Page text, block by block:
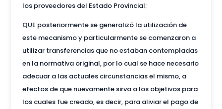
los proveedores del Estado Provincial;
QUE posteriormente se generalizó la utilización de
este mecanismo y particularmente se comenzaron a
utilizar transferencias que no estaban contempladas
en la normativa original, por lo cual se hace necesario
adecuar a las actuales circunstancias el mismo, a
efectos de que nuevamente sirva a los objetivos para
los cuales fue creado, es decir, para aliviar el pago de